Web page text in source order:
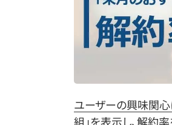
ユーザーの興味関心
組」を表示し、解約